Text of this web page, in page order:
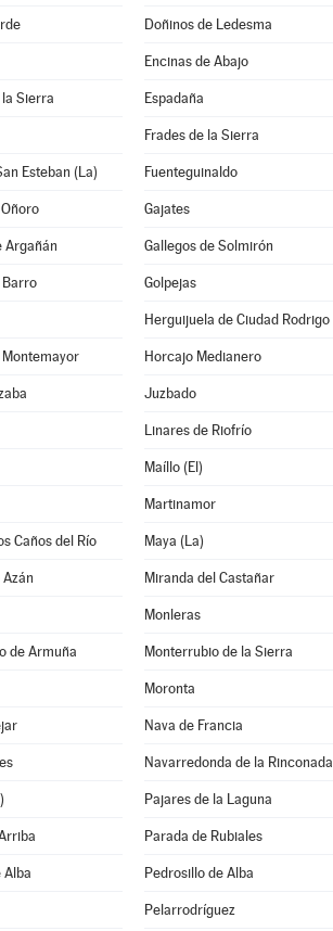
Doñinos de Ledesma
Encinas de Abajo
la Sierra Espadaña
Frades de la Sierra
Esteban (La) Fuenteguinaldo
Gajates
Argañán Gallegos de Solmirón
Barro Golpejas
Herguijuela de Ciudad Rodrigo
Horcajo Medianero
Juzbado
Linares de Riofrío
Maíllo (El)
Martinamor
Caños del Río Maya (La)
Miranda del Castañar
Monleras
de Armuña Monterrubio de la Sierra
Moronta
Nava de Francia
Navarredonda de la Rinconada
Pajares de la Laguna
Parada de Rubiales
Alba Pedrosillo de Alba
Pelarrodríguez